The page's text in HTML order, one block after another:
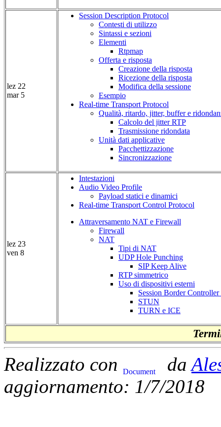
lez 22
mar 5
Session Description Protocol
Contesti di utilizzo
Sintassi e sezioni
Elementi
Rtpmap
Offerta e risposta
Creazione della risposta
Ricezione della risposta
Modifica della sessione
Esempio
Real-time Transport Protocol
Qualità, ritardo, jitter, buffer e
Calcolo del jitter RTP
Trasmissione ridondata
Unità dati applicative
Pacchettizzazione
Sincronizzazione
lez 23
ven 8
Intestazioni
Audio Video Profile
Payload statici e dinamici
Real-time Transport Control Protocol
Attraversamento NAT e Firewall
Firewall
NAT
Tipi di NAT
UDP Hole Punching
SIP Keep Alive
RTP simmetrico
Uso di dispositivi esterni
Session Border
STUN
TURN e ICE
Realizzato con da
aggiornamento: 1/7/2018